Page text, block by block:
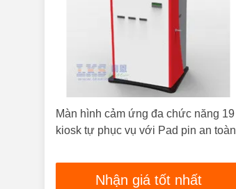
Màn hình cảm ứng đa chức năng 19
kiosk tự phục vụ với Pad pin an toàn
Nhận giá tốt nhất